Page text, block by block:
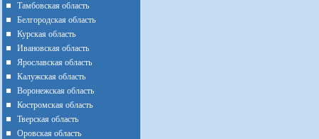
Тамбовская область
Белгородская область
Курская область
Ивановская область
Ярославская область
Калужская область
Воронежская область
Костромская область
Тверская область
Оровская область